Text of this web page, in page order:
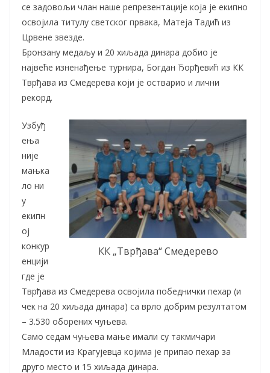
се задовољи члан наше репрезентације која је екипно
освојила титулу светског првака, Матеја Тадић из
Црвене звезде.
Бронзану медаљу и 20 хиљада динара добио је
највеће изненађење турнира, Богдан Ђорђевић из КК
Тврђава из Смедерева који је остварио и лични
рекорд.
КК „Тврђава“ Смедерево
Узбуђ
ења
није
мањка
ло ни
у
екипн
ој
конкур
енцији
где је
Тврђава из Смедерева освојила победнички пехар (и
чек на 20 хиљада динара) са врло добрим резултатом
– 3.530 оборених чуњева.
Само седам чуњева мање имали су такмичари
Младости из Крагујевца којима је припао пехар за
друго место и 15 хиљада динара.